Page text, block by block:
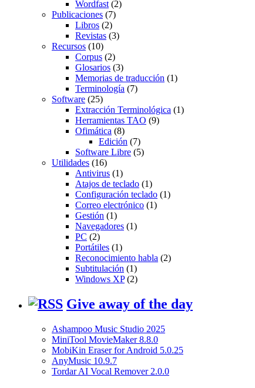
Wordfast(2)
Publicaciones (7)
Libros (2)
Revistas (3)
Recursos (10)
Corpus (2)
Glosarios (3)
Memorias de traducción (1)
Terminología (7)
Software (25)
Extracción Terminológica (1)
Herramientas TAO (9)
Ofimática (8)
Edición (7)
Software Libre (5)
Utilidades (16)
Antivirus (1)
Atajos de teclado (1)
Configuración teclado (1)
Correo electrónico (1)
Gestión (1)
Navegadores (1)
PC (2)
Portátiles (1)
Reconocimiento habla (2)
Subtitulación (1)
Windows XP(2)
Give away of the day
Ashampoo Music Studio 2025
MiniTool MovieMaker 8.8.0
MobiKin Eraser for Android 5.0.25
AnyMusic 10.9.7
Tordar AI Vocal Remover 2.0.0